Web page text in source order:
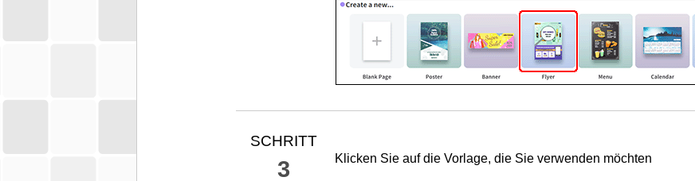
SCHRITT
3 Klicken Sie auf die Vorlage, die Sie verwenden möchten